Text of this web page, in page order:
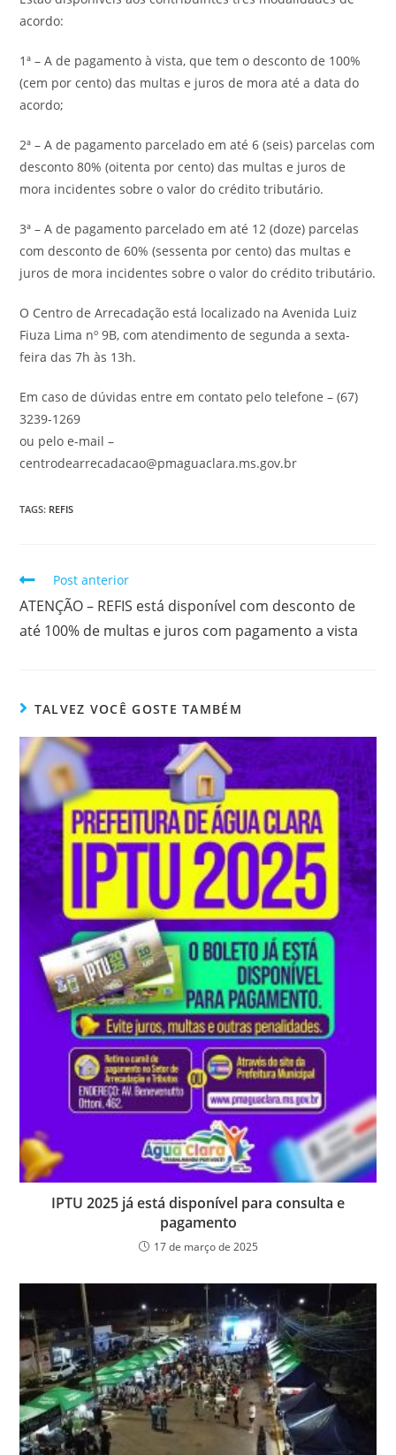
acordo:
1ª – A de pagamento à vista, que tem o desconto de 100%
(cem por cento) das multas e juros de mora até a data do
acordo;
2ª – A de pagamento parcelado em até 6 (seis) parcelas com
desconto 80% (oitenta por cento) das multas e juros de
mora incidentes sobre o valor do crédito tributário.
3ª – A de pagamento parcelado em até 12 (doze) parcelas
com desconto de 60% (sessenta por cento) das multas e
juros de mora incidentes sobre o valor do crédito tributário.
O Centro de Arrecadação está localizado na Avenida Luiz
Fiuza Lima nº 9B, com atendimento de segunda a sexta-
feira das 7h às 13h.
Em caso de dúvidas entre em contato pelo telefone – (67)
3239-1269
ou pelo e-mail –
centrodearrecadacao@pmaguaclara.ms.gov.br
TAGS: REFIS
Post anterior
ATENÇÃO – REFIS está disponível com desconto de
até 100% de multas e juros com pagamento a vista
TALVEZ VOCÊ GOSTE TAMBÉM
IPTU 2025 já está disponível para consulta e
pagamento
17 de março de 2025